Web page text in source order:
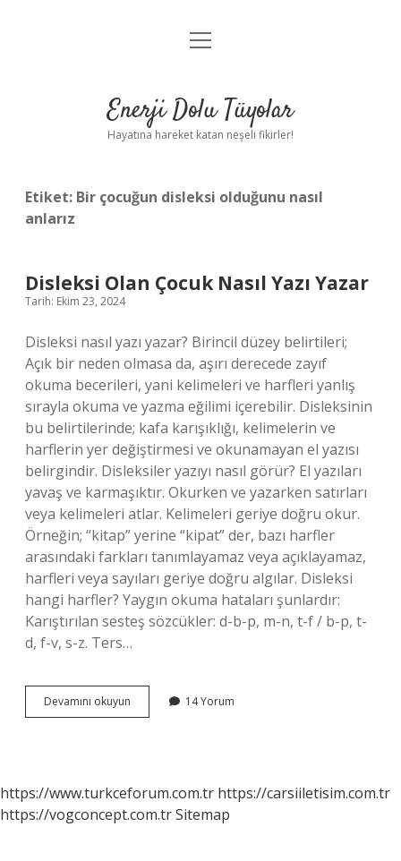
Anasayfa
Yasal Uyarı
menüyü
Enerji Dolu Tüyolar
Hayatına hareket katan neşeli fikirler!
Etiket: Bir çocuğun disleksi olduğunu nasıl
anlarız
Disleksi Olan Çocuk Nasıl Yazı Yazar
Tarih: Ekim 23, 2024
Disleksi nasıl yazı yazar? Birincil düzey belirtileri;
Açık bir neden olmasa da, aşırı derecede zayıf
okuma becerileri, yani kelimeleri ve harfleri yanlış
sırayla okuma ve yazma eğilimi içerebilir. Disleksinin
bu belirtilerinde; kafa karışıklığı, kelimelerin ve
harflerin yer değiştirmesi ve okunamayan el yazısı
belirgindir. Disleksiler yazıyı nasıl görür? El yazıları
yavaş ve karmaşıktır. Okurken ve yazarken satırları
veya kelimeleri atlar. Kelimeleri geriye doğru okur.
Örneğin; “kitap” yerine “kipat” der, bazı harfler
arasındaki farkları tanımlayamaz veya açıklayamaz,
harfleri veya sayıları geriye doğru algılar. Disleksi
hangi harfler? Yaygın okuma hataları şunlardır:
Karıştırılan sesteş sözcükler: d-b-p, m-n, t-f / b-p, t-
d, f-v, s-z. Ters…
Devamını okuyun
Olan
14 Yorum
https://www.turkceforum.com.tr https://carsiiletisim.com.tr
https://vogconcept.com.trSitemap